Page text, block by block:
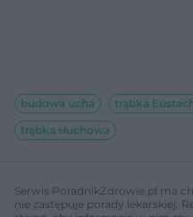
budowa ucha trąbka
trąbka słuchowa
Serwis PoradnikZdrowie.pl ma
nie zastępuje porady lekarskiej.